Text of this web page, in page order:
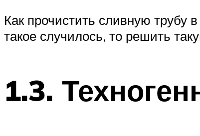
Как прочистить сливную трубу
такое случилось, то решить
1.3.